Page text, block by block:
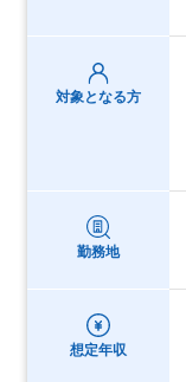
対象となる方
勤務地
想定年収